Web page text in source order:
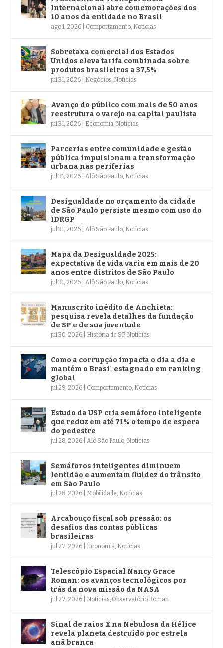
Internacional abre comemorações dos
10 anos da entidade no Brasil
ago 1, 2026 Comportamento, Notícias
Sobretaxa comercial dos Estados
Unidos eleva tarifa combinada sobre
produtos brasileiros a 37,5%
jul 31, 2026 Negócios, Notícias
Avanço do público com mais de 50 anos
reestrutura o varejo na capital paulista
jul 31, 2026 Economia, Notícias
Parcerias entre comunidade e gestão
pública impulsionam a transformação
urbana nas periferias
jul 31, 2026 |Alô São Paulo, Notícias
Desigualdade no orçamento da cidade
de São Paulo persiste mesmo com uso do
IDRGP
jul 31, 2026 |Alô São Paulo, Notícias
Mapa da Desigualdade 2025:
expectativa de vida varia em mais de 20
anos entre distritos de São Paulo
jul 31, 2026 |Alô São Paulo, Notícias
Manuscrito inédito de Anchieta:
pesquisa revela detalhes da fundação
de SP e de sua juventude
jul 30, 2026 História de SP, Notícias
Como a corrupção impacta o dia a dia e
mantém o Brasil estagnado em ranking
global
jul 29, 2026 Comportamento, Notícias
Estudo da USP cria semáforo inteligente
que reduz em até 71% o tempo de espera
do pedestre
jul 28, 2026 |Alô São Paulo, Notícias
Semáforos inteligentes diminuem
lentidão e aumentam fluidez do trânsito
em São Paulo
jul 28, 2026 Mobilidade, Notícias
Arcabouço fiscal sob pressão: os
desafios das contas públicas
brasileiras
jul 27, 2026 Economia, Notícias
Telescópio Espacial Nancy Grace
Roman: os avanços tecnológicos por
trás da nova missão da NASA
jul 27, 2026 Notícias, Observatório Roman
Sinal de raios X na Nebulosa da Hélice
revela planeta destruído por estrela
anã branca